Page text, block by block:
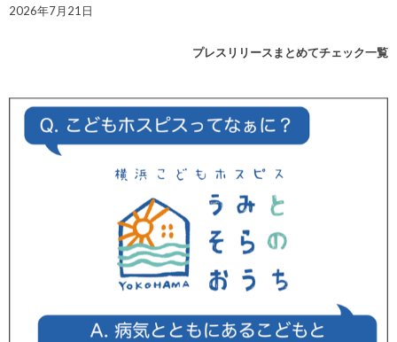
2026年7月21日
プレスリリースまとめてチェック一覧